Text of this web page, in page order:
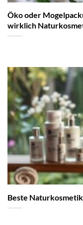
Öko oder
wirklich
Beste